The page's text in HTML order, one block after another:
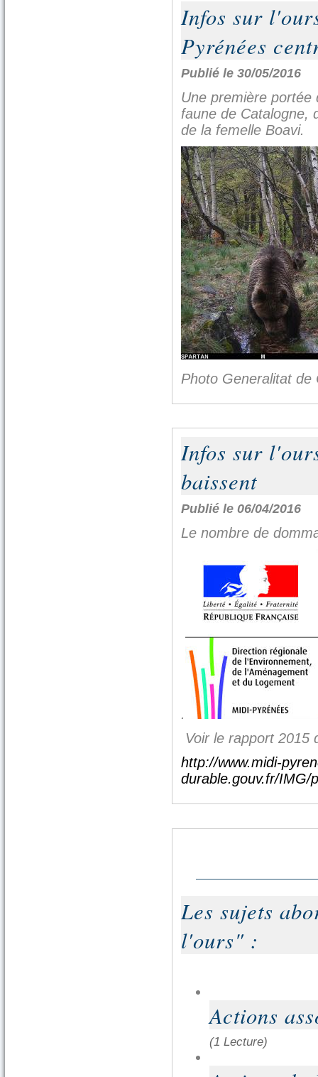
Infos sur
Pyrénées
Publié le 30/05/2016
Une première portée
faune de Catalogne,
de la femelle Boavi.
Photo Generalitat
Infos sur
baissent
Publié le 06/04/2016
Le nombre de
.
Voir le rapport 2015
http://www.midi-
durable.gouv.fr/IMG/
Les sujets
l'ours" :
Actions
(1 Lecture)